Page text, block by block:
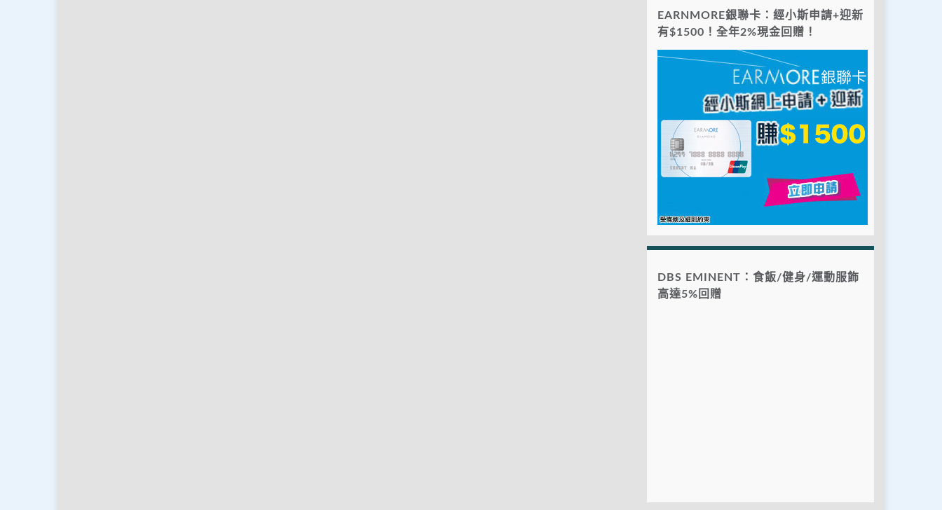
EARNMORE銀聯卡：經小斯申請+迎新
有$1500！全年2%現金回贈！
DBS EMINENT：食飯/健身/運動服飾
高達5%回贈